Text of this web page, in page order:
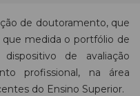
de doutoramento, que
medida o portfólio de
de avaliação
profissional, na área
do Ensino Superior.